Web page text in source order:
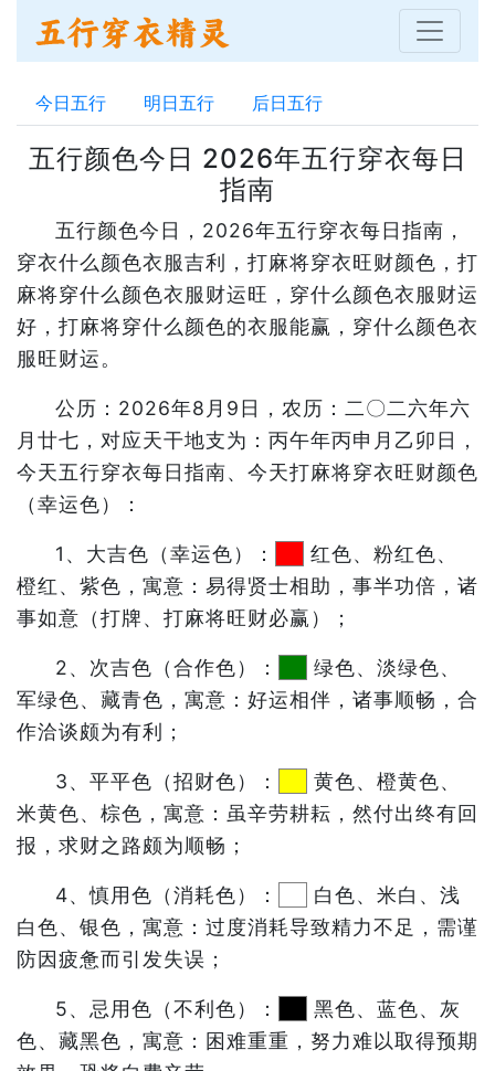
今日五行 明日五行 后日五行
五行颜色今日 2026年五行穿衣每日
指南
五行颜色今日，2026年五行穿衣每日指南，
穿衣什么颜色衣服吉利，打麻将穿衣旺财颜色，打
麻将穿什么颜色衣服财运旺，穿什么颜色衣服财运
好，打麻将穿什么颜色的衣服能赢，穿什么颜色衣
服旺财运。
公历：2026年8月9日，农历：二〇二六年六
月廿七，对应天干地支为：丙午年丙申月乙卯日，
今天五行穿衣每日指南、今天打麻将穿衣旺财颜色
（幸运色）：
1、大吉色（幸运色）：
红色、粉红色、
橙红、紫色，寓意：易得贤士相助，事半功倍，诸
事如意（打牌、打麻将旺财必赢）；
2、次吉色（合作色）：
绿色、淡绿色、
军绿色、藏青色，寓意：好运相伴，诸事顺畅，合
作洽谈颇为有利；
3、平平色（招财色）：
黄色、橙黄色、
米黄色、棕色，寓意：虽辛劳耕耘，然付出终有回
报，求财之路颇为顺畅；
4、慎用色（消耗色）：
白色、米白、浅
白色、银色，寓意：过度消耗导致精力不足，需谨
防因疲惫而引发失误；
5、忌用色（不利色）：
黑色、蓝色、灰
色、藏黑色，寓意：困难重重，努力难以取得预期